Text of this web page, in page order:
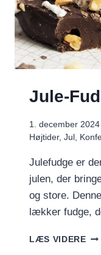
Jule-
1. december 2024
Højtider, Jul ,
Julefudge er
julen, der
og store.
lækker fudge,
LÆS VIDERE